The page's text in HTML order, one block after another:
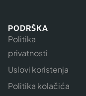
PODRŠKA
Politika
privatnosti
Uslovi koristenja
Politika kolačića